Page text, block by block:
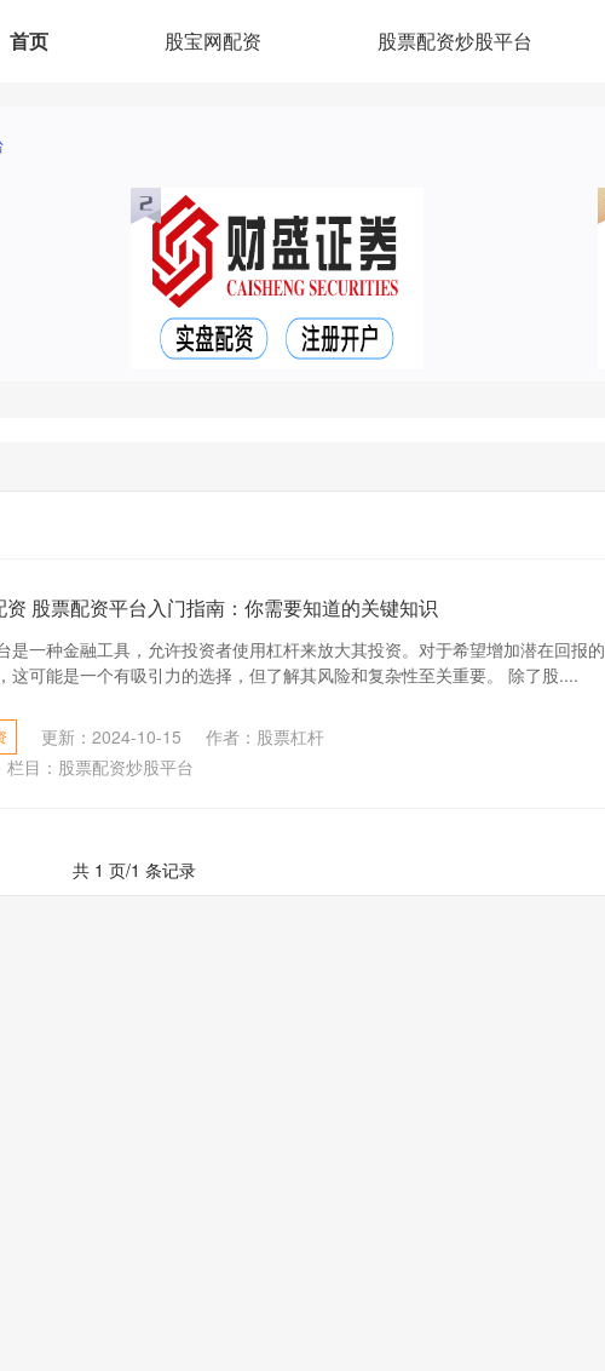
首页 股宝网配资 股票配资炒股平台
资 股票配资平台入门指南：你需要知道的关键知识
是一种金融工具，允许投资者使用杠杆来放大其投资。对于希望增加潜在回报的
这可能是一个有吸引力的选择，但了解其风险和复杂性至关重要。 除了股....
更新：2024-10-15
作者：股票杠杆
栏目： 股票配资炒股平台
共 1 页/1 条记录